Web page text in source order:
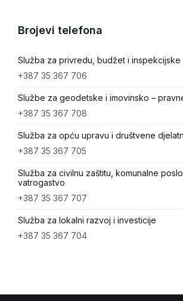
Brojevi telefona
Služba za privredu, budžet i
+387 35 367 706
Službe za geodetske i imovinsko –
+387 35 367 708
Služba za opću upravu i društvene
+387 35 367 705
Služba za civilnu zaštitu, komunalne
vatrogastvo
+387 35 367 707
Služba za lokalni razvoj i investicije
+387 35 367 704